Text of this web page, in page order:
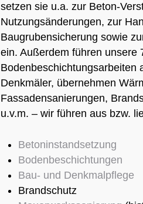
setzen sie u.a. zur Beton-
Nutzungsänderungen, zur
Baugrubensicherung sowie
ein. Außerdem führen unsere
Bodenbeschichtungsarbeiten
Denkmäler, übernehmen
Fassadensanierungen,
u.v.m. – wir führen aus bzw.
Betoninstandsetzung
Bodenbeschichtungen
Bau- und Denkmalpflege
Brandschutz